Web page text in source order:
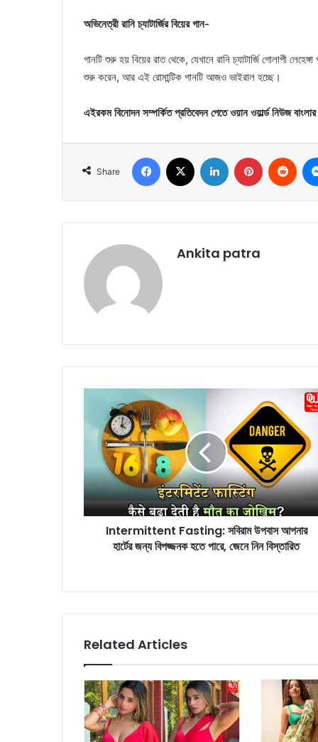
অভিনেত্রী রানি চ্যাটার্জির বিয়ের গান-
গানটি শুরু হয় বিয়ের রাত থেকে, যেখানে রানি চ্যাটার্জি গোলাপী
শুরু করেন, আর এই রোমান্টিক গানটি আজও ভাইরাল হচ্ছে।
এইরকম বিনোদন সম্পর্কিত প্রতিবেদন পেতে ওয়ান ওয়ার্ল্ড নিউজ
Share
Ankita patra
m
i
t
a
n
g
:
স
বি
রা
Intermittent Fasting: সবিরাম উপবাস আপনার
হার্টের জন্য বিপজ্জনক হতে পারে, জেনে নিন বিস্তারিত
Related Articles